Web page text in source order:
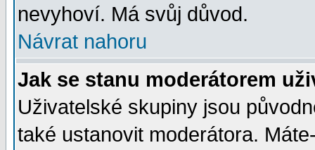
nevyhoví. Má svůj důvod.
Návrat nahoru
Jak se stanu moderátorem
Uživatelské skupiny jsou
také ustanovit moderátora.